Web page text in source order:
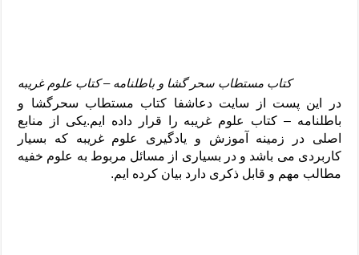
کتاب مستطاب سحر گشا و باطلنامه – کتاب علوم غریبه
در این پست از سایت دعاشفا کتاب مستطاب سحرگشا و
باطلنامه – کتاب علوم غریبه را قرار داده ایم.یکی از منابع
اصلی در زمینه آموزش و یادگیری علوم غریبه که بسیار
کاربردی می باشد و در بسیاری از مسائل مربوط به علوم خفیه
مطالب مهم و قابل ذکری دارد بیان کرده ایم.